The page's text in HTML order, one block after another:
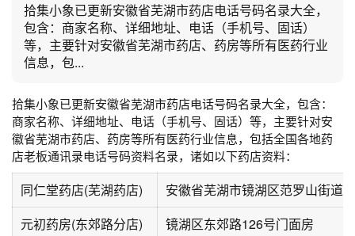
拾集小象已更新安徽省芜湖市药店电话号码名录大全，
包含：商家名称、详细地址、电话（手机号、固话）
等，主要针对安徽省芜湖市药店、药房等所有医药行业
信息，包...
拾集小象已更新安徽省芜湖市药店电话号码名录大全，包含：
商家名称、详细地址、电话（手机号、固话）等，主要针对安
徽省芜湖市药店、药房等所有医药行业信息，包括全国各地药
店老板通讯录电话号码资料名录，诸如以下药店资料：
同仁堂药店(芜湖药店)
安徽省芜湖市镜湖区范罗山街道
元初药房(东郊路分店)
镜湖区东郊路126号门面房